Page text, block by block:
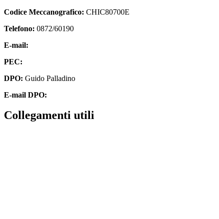
Codice Meccanografico: CHIC80700E
Telefono: 0872/60190
E-mail:
PEC:
DPO: Guido Palladino
E-mail DPO:
Collegamenti utili